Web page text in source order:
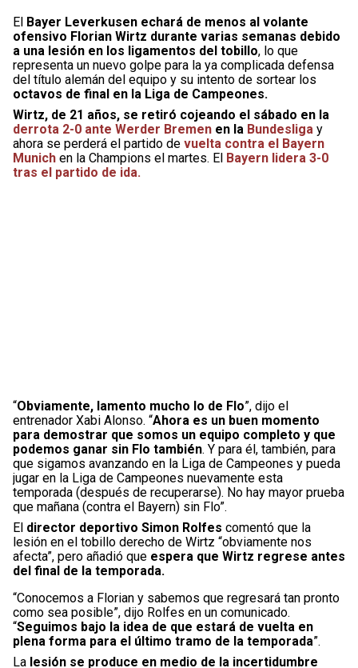
El Bayer Leverkusen echará de menos al volante
ofensivo Florian Wirtz durante varias semanas debido
a una lesión en los ligamentos del tobillo, lo que
representa un nuevo golpe para la ya complicada defensa
del título alemán del equipo y su intento de sortear los
octavos de final en la Liga de Campeones.
Wirtz, de 21 años, se retiró cojeando el sábado en la
derrota 2-0 ante Werder Bremen en la Bundesliga y
ahora se perderá el partido de vuelta contra el Bayern
Munich en la Champions el martes. El Bayern lidera 3-0
tras el partido de ida.
“Obviamente, lamento mucho lo de Flo”, dijo el
entrenador Xabi Alonso. “Ahora es un buen momento
para demostrar que somos un equipo completo y que
podemos ganar sin Flo también. Y para él, también, para
que sigamos avanzando en la Liga de Campeones y pueda
jugar en la Liga de Campeones nuevamente esta
temporada (después de recuperarse). No hay mayor prueba
que mañana (contra el Bayern) sin Flo”.
El director deportivo Simon Rolfes comentó que la
lesión en el tobillo derecho de Wirtz “obviamente nos
afecta”, pero añadió que espera que Wirtz regrese antes
del final de la temporada.
“Conocemos a Florian y sabemos que regresará tan pronto
como sea posible”, dijo Rolfes en un comunicado.
“Seguimos bajo la idea de que estará de vuelta en
plena forma para el último tramo de la temporada”.
La lesión se produce en medio de la incertidumbre